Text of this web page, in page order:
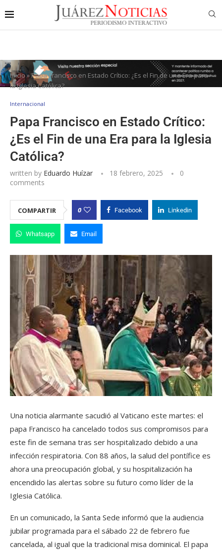
Inicio»Papa Francisco en Estado Crítico: ¿Es el Fin de una Era para
la Iglesia Católica?
Internacional
Papa Francisco en Estado Crítico:
¿Es el Fin de una Era para la Iglesia
Católica?
written by Eduardo Huízar 18 febrero, 2025
0
comments
COMPARTIR 0 Facebook Linkedin
Whatsapp Email
Una noticia alarmante sacudió al Vaticano este martes: el
papa Francisco ha cancelado todos sus compromisos para
este fin de semana tras ser hospitalizado debido a una
infección respiratoria. Con 88 años, la salud del pontífice es
ahora una preocupación global, y su hospitalización ha
encendido las alertas sobre su futuro como líder de la
Iglesia Católica.
En un comunicado, la Santa Sede informó que la audiencia
jubilar programada para el sábado 22 de febrero fue
cancelada, al igual que la tradicional misa dominical. El papa